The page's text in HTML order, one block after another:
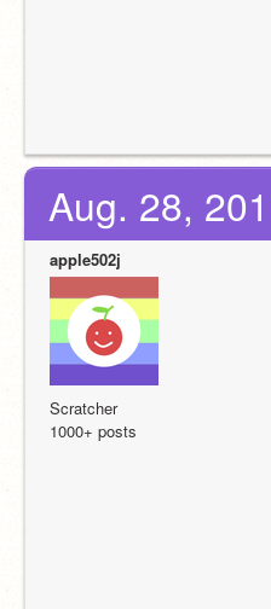
Aug. 28,
apple502j
Scratcher
1000+ posts